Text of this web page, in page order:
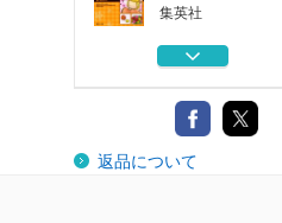
集英社
赤ずきんチャチャ
集英社
赤ずきんチャチャ
＃６
返品について